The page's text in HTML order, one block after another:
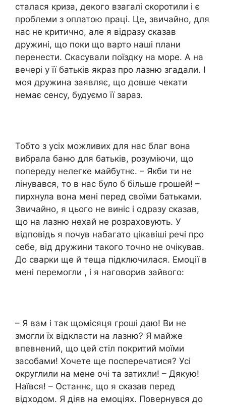
сталася криза, декого взагалі скоротили і є
проблеми з оплатою праці. Це, звичайно, для
нас не критично, але я відразу сказав
дружині, що поки що варто наші плани
перенести. Скасували поїздку на море. А на
вечері у її батьків якраз про лазню згадали. І
моя дружина заявляє, що довше чекати
немає сенсу, будуємо її зараз.
Тобто з усіх можливих для нас благ вона
вибрала баню для батьків, розуміючи, що
попереду нелегке майбутнє. – Якби ти не
лінувався, то в нас було б більше грошей! –
пирхнула вона мені перед своїми батьками.
Звичайно, я цього не виніс і одразу сказав,
що на лазню нехай не розраховують. У
відповідь я почув набагато цікавіші речі про
себе, від дружини такого точно не очікував.
До сварки ще й теща підключилася. Емоції в
мені перемогли , і я наговорив зайвого:
– Я вам і так щомісяця гроші даю! Ви не
змогли їх відкласти на лазню? Я майже
впевнений, що цей стіл покритий моїми
засобами! Хочете ще посперечатися? Усі
округлили на мене очі та затихли! – Дякую!
Наївся! – Останнє, що я сказав перед
відходом. Я діяв на емоціях. Повернувся до